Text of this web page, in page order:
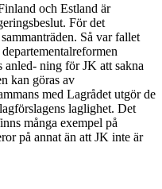
och Estland är
För det
Så var fallet
anled- ning för JK att sakna
kan göras av
med Lagrådet utgör de
laglighet. Det
många exempel på
på annat än att JK inte är